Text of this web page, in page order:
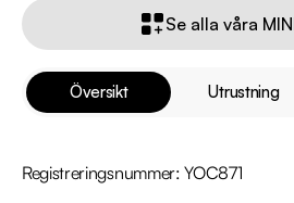
Översikt Utrustning
Registreringsnummer: YOC871
Se alla våra